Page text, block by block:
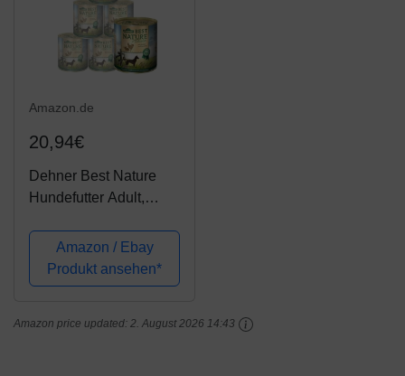
Amazon.de
20,94€
Dehner Best Nature
Hundefutter Adult,
mit Nudeln, 6 x 800 g
(4.8 kg)
Amazon / Ebay
Produkt ansehen*
Amazon price updated: 2. August 2026 14:43